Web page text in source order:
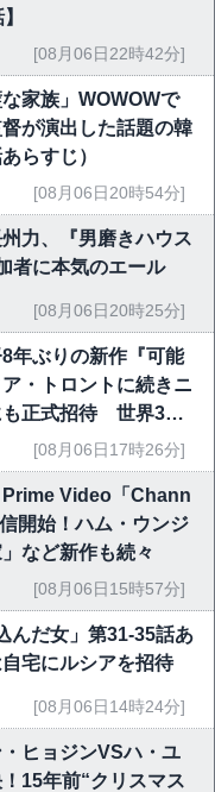
[08月06日22時42分]
家族」WOWOWで
が演出した話題の韓
らすじ）
[08月06日20時54分]
力、『男磨きハウス
者に本気のエール
[08月06日20時25分]
年ぶりの新作『可能
・トロントに続きニ
も正式招待 世界3大
映画
[08月06日17時26分]
Prime Video「Chann
開始！ハム・ウンジ
など新作も続々
[08月06日15時57分]
んだ女」第31-35話あ
宅にルシアを招待
[08月06日14時24分]
・ヒョジンVSハ・ユ
15年前“クリスマス